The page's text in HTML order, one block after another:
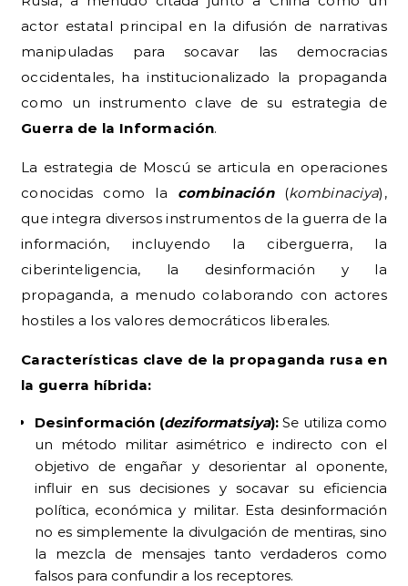
actor estatal principal en la difusión de narrativas
manipuladas para socavar las democracias
occidentales, ha institucionalizado la propaganda
como un instrumento clave de su estrategia de
Guerra de la Información.
La estrategia de Moscú se articula en operaciones
conocidas como la combinación(kombinaciya),
que integra diversos instrumentos de la guerra de la
información, incluyendo la ciberguerra, la
ciberinteligencia, la desinformación y la
propaganda, a menudo colaborando con actores
hostiles a los valores democráticos liberales.
Características clave de la propaganda rusa en
la guerra híbrida:
Desinformación (deziformatsiya):Se utiliza como
un método militar asimétrico e indirecto con el
objetivo de engañar y desorientar al oponente,
influir en sus decisiones y socavar su eficiencia
política, económica y militar. Esta desinformación
no es simplemente la divulgación de mentiras, sino
la mezcla de mensajes tanto verdaderos como
falsos para confundir a los receptores.